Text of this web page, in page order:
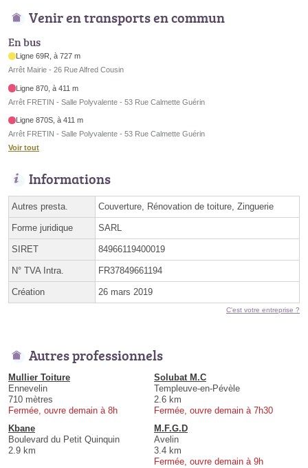
Venir en transports en commun
En bus
Ligne 69R, à 727 m
Arrêt Mairie - 26 Rue Alfred Cousin
Ligne 870, à 411 m
Arrêt FRETIN - Salle Polyvalente - 53 Rue Calmette Guérin
Ligne 870S, à 411 m
Arrêt FRETIN - Salle Polyvalente - 53 Rue Calmette Guérin
Voir tout
Informations
Autres presta. Couverture, Rénovation de toiture, Zinguerie
Forme juridique SARL
SIRET 84966119400019
N° TVA Intra. FR37849661194
Création 26 mars 2019
C'est votre entreprise ?
Autres professionnels
Mullier Toiture
Ennevelin
710 mètres
Fermée, ouvre demain à 8h
Solubat M.C
Templeuve-en-Pévèle
2.6 km
Fermée, ouvre demain à 7h30
Kbane
Boulevard du Petit Quinquin
2.9 km
M.F.G.D
Avelin
3.4 km
Fermée, ouvre demain à 9h